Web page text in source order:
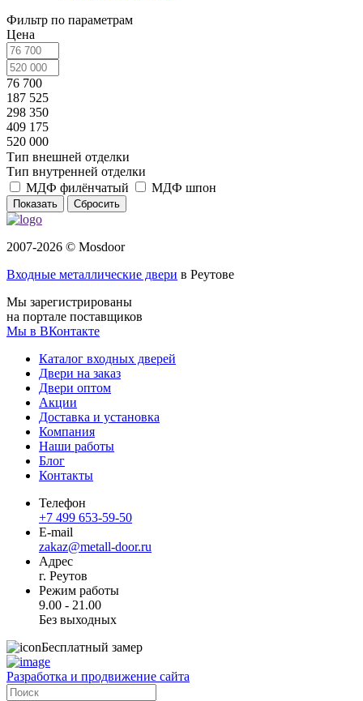
Фильтр по параметрам
Цена
76 700
187 525
298 350
409 175
520 000
Тип внешней отделки
Тип внутренней отделки
МДФ филёнчатый
МДФ шпон
Сбросить
2007-2026 © Mosdoor
Входные металлические двери в Реутове
Мы зарегистрированы
на портале поставщиков
Мы в ВКонтакте
Каталог входных дверей
Двери на заказ
Двери оптом
Акции
Доставка и установка
Компания
Наши работы
Блог
Контакты
Телефон
+7 499 653-59-50
E-mail
zakaz@metall-door.ru
Адрес
г. Реутов
Режим работы
9.00 - 21.00
Без выходных
Бесплатный замер
Разработка и продвижение сайта